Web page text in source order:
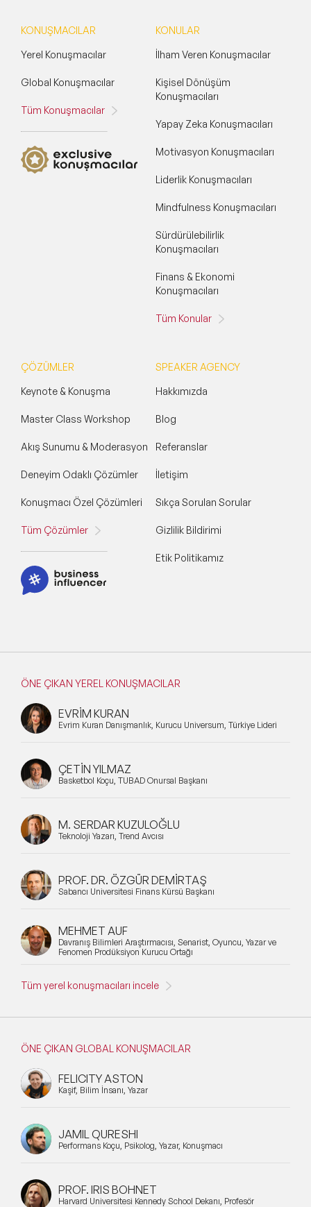
KONUŞMACILAR
Yerel Konuşmacılar
Global Konuşmacılar
Tüm Konuşmacılar
KONULAR
İlham Veren Konuşmacılar
Kişisel Dönüşüm
Konuşmacıları
Yapay Zeka Konuşmacıları
Motivasyon Konuşmacıları
Liderlik Konuşmacıları
Mindfulness Konuşmacıları
Sürdürülebilirlik
Konuşmacıları
Finans & Ekonomi
Konuşmacıları
Tüm Konular
ÇÖZÜMLER
Keynote & Konuşma
Master Class Workshop
Akış Sunumu & Moderasyon
Deneyim Odaklı Çözümler
Konuşmacı Özel Çözümleri
Tüm Çözümler
SPEAKER AGENCY
Hakkımızda
Blog
Referanslar
İletişim
Sıkça Sorulan Sorular
Gizlilik Bildirimi
Etik Politikamız
ÖNE ÇIKAN YEREL KONUŞMACILAR
EVRİM KURAN
Evrim Kuran Danışmanlık, Kurucu Universum, Türkiye Lideri
ÇETİN YILMAZ
Basketbol Koçu, TÜBAD Onursal Başkanı
M. SERDAR KUZULOĞLU
Teknoloji Yazarı, Trend Avcısı
PROF. DR. ÖZGÜR DEMİRTAŞ
Sabancı Üniversitesi Finans Kürsü Başkanı
MEHMET AUF
Davranış Bilimleri Araştırmacısı, Senarist, Oyuncu, Yazar ve
Fenomen Prodüksiyon Kurucu Ortağı
Tüm yerel konuşmacıları incele
ÖNE ÇIKAN GLOBAL KONUŞMACILAR
FELICITY ASTON
Kaşif, Bilim İnsanı, Yazar
JAMIL QURESHI
Performans Koçu, Psikolog, Yazar, Konuşmacı
PROF. IRIS BOHNET
Harvard Üniversitesi Kennedy School Dekanı, Profesör